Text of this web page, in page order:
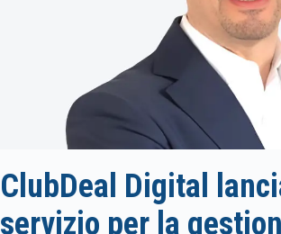
ClubDeal Digital
servizio per la